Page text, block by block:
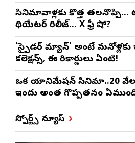
సినిమావాళ్లకు కొత్త తలనొప్పి…
థియేటర్‌లో రిలీజ్… Xలో ఫ్రీ షో?
‘స్పైడర్ మ్యాన్’ అంటే
కలెక్షన్స్, ఈ రికార్డులు ఏంటి!
ఒక యానిమేషన్ సినిమా..20 వేల
ఇందులో అంత గొప్పతనం
స్పోర్ట్స్ న్యూస్